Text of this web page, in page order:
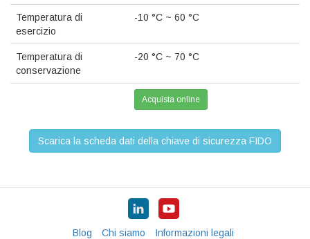
Temperatura di
esercizio
-10 °C ~ 60 °C
Temperatura di
conservazione
-20 °C ~ 70 °C
Acquista online
Scarica la scheda dati della chiave di sicurezza FIDO
Blog Chi siamo Informazioni legali